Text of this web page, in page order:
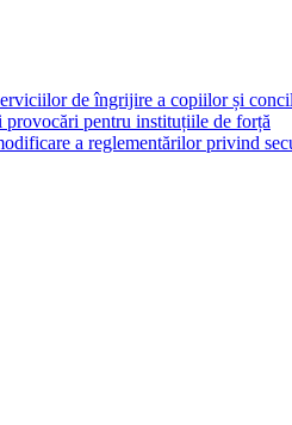
de îngrijire a copiilor și
pentru instituțiile de forță
a reglementărilor privind